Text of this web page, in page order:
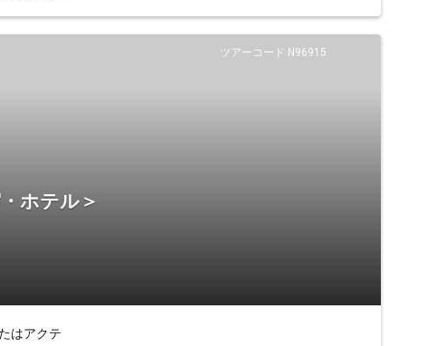
ツアーコード N96915
ホテル＞
はアクテ